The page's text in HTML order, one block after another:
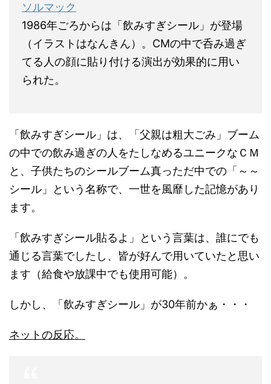
ソルマック
1986年ごろからは「飲みすぎシール」が登場
（イラストはなんきん）。CMの中で呑み過ぎ
てる人の顔に貼り付ける演出が効果的に用い
られた。
「飲みすぎシール」は、「父親は粗大ごみ」ブーム
の中での飲み過ぎの人をたしなめるユニークなＣＭ
と、子供たちのシールブーム真っただ中での「～～
シール」という名称で、一世を風靡した記憶があり
ます。
「飲みすぎシール貼るよ」という言葉は、誰にでも
通じる言葉でしたし、皆が好んで用いていたと思い
ます（給食や放課中でも使用可能）。
しかし、「飲みすぎシール」が30年前かぁ・・・
ネットの反応。